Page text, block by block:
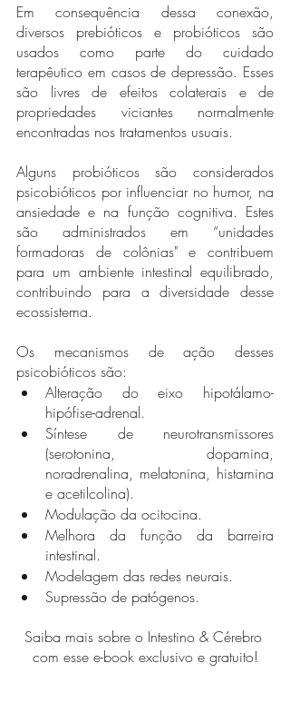
Em consequência dessa conexão,
diversos prebióticos e probióticos são
usados como parte do cuidado
terapêutico em casos de depressão. Esses
são livres de efeitos colaterais e de
propriedades viciantes normalmente
encontradas nos tratamentos usuais.
Alguns probióticos são considerados
psicobióticos por influenciar no humor, na
ansiedade e na função cognitiva. Estes
são administrados em “unidades
formadoras de colônias" e contribuem
para um ambiente intestinal equilibrado,
contribuindo para a diversidade desse
ecossistema.
Os mecanismos de ação desses
psicobióticos são:
Alteração do eixo hipotálamo-
hipófise-adrenal.
Síntese de neurotransmissores
(serotonina, dopamina,
noradrenalina, melatonina, histamina
e acetilcolina).
Modulação da ocitocina.
Melhora da função da barreira
intestinal.
Modelagem das redes neurais.
Supressão de patógenos.
Saiba mais sobre o Intestino & Cérebro
com esse e-book exclusivo e gratuito!